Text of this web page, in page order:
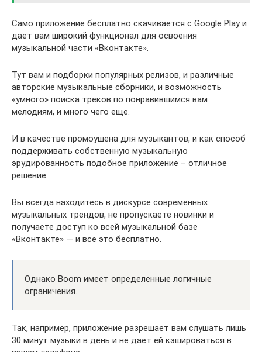
Само приложение бесплатно скачивается с Google Play и
дает вам широкий функционал для освоения
музыкальной части «Вконтакте».
Тут вам и подборки популярных релизов, и различные
авторские музыкальные сборники, и возможность
«умного» поиска треков по понравившимся вам
мелодиям, и много чего еще.
И в качестве промоушена для музыкантов, и как способ
поддерживать собственную музыкальную
эрудированность подобное приложение – отличное
решение.
Вы всегда находитесь в дискурсе современных
музыкальных трендов, не пропускаете новинки и
получаете доступ ко всей музыкальной базе
«Вконтакте» — и все это бесплатно.
Однако Boom имеет определенные логичные
ограничения.
Так, например, приложение разрешает вам слушать лишь
30 минут музыки в день и не дает ей кэшироваться в